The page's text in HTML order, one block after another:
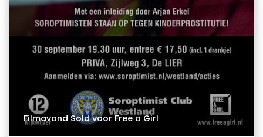
Filmavond Sold voor Free a Girl